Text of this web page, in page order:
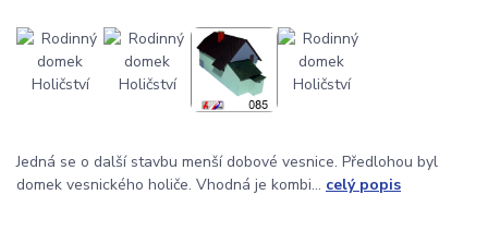
Jedná se o další stavbu menší dobové vesnice. Předlohou byl
domek vesnického holiče. Vhodná je kombi... celý popis